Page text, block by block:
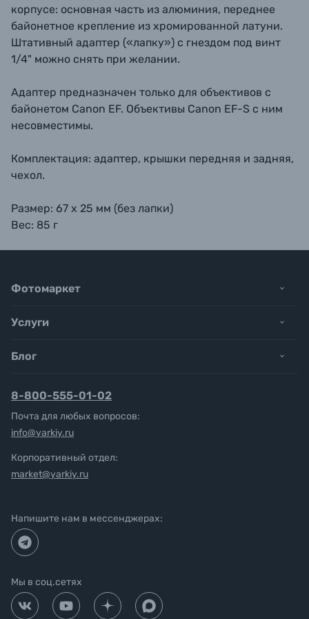
корпусе: основная часть из алюминия, переднее
байонетное крепление из хромированной латуни.
Штативный адаптер («лапку») с гнездом под винт
1/4" можно снять при желании.
Адаптер предназначен только для объективов с
байонетом Canon EF. Объективы Canon EF-S с ним
несовместимы.
Комплектация: адаптер, крышки передняя и задняя,
чехол.
Размер: 67 х 25 мм (без лапки)
Вес: 85 г
Фотомаркет
Услуги
Блог
8-800-555-01-02
Почта для любых вопросов:
info@yarkiy.ru
Корпоративный отдел:
market@yarkiy.ru
Напишите нам в мессенджерах:
Мы в соц.сетях